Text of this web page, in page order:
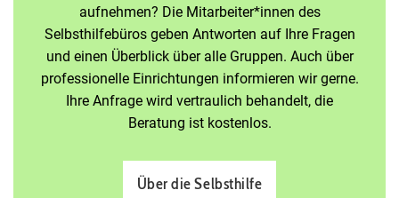
aufnehmen? Die Mitarbeiter*innen des
Selbsthilfebüros geben Antworten auf Ihre Fragen
und einen Überblick über alle Gruppen. Auch über
professionelle Einrichtungen informieren wir gerne.
Ihre Anfrage wird vertraulich behandelt, die
Beratung ist kostenlos.
Über die Selbsthilfe